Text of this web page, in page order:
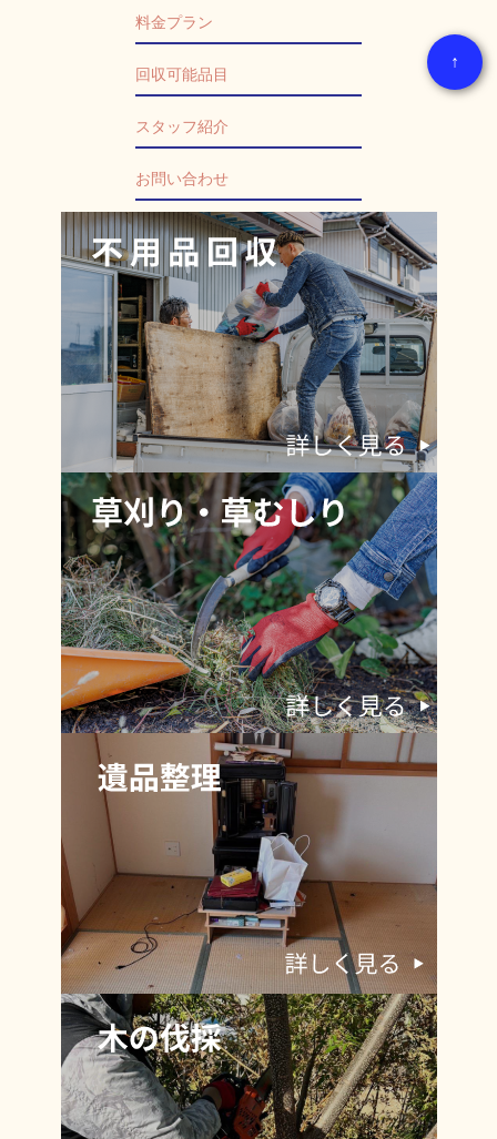
↑
料金プラン
回収可能品目
スタッフ紹介
お問い合わせ